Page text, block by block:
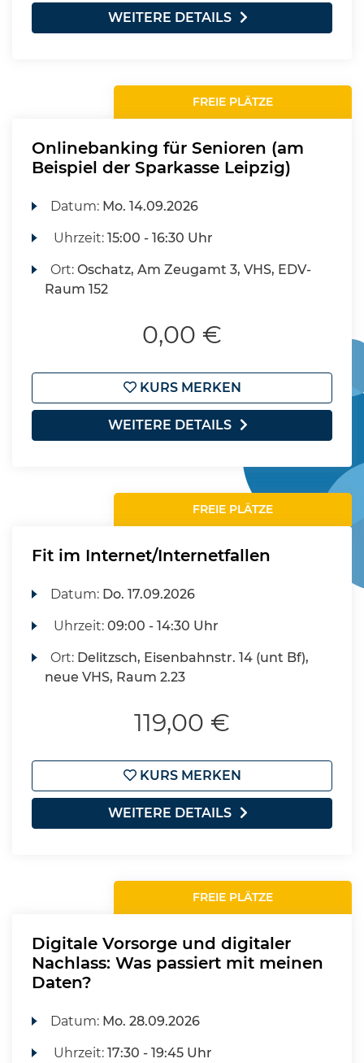
WEITERE DETAILS
FREIE PLÄTZE
Onlinebanking für Senioren (am
Beispiel der Sparkasse Leipzig)
Datum: Mo. 14.09.2026
Uhrzeit:15:00 - 16:30 Uhr
Ort:Oschatz, Am Zeugamt 3, VHS, EDV-
Raum 152
0,00 €
KURS MERKEN
WEITERE DETAILS
FREIE PLÄTZE
Fit im Internet/Internetfallen
Datum: Do. 17.09.2026
Uhrzeit:09:00 - 14:30 Uhr
Ort: Delitzsch, Eisenbahnstr. 14 (unt Bf),
neue VHS, Raum 2.23
119,00 €
KURS MERKEN
WEITERE DETAILS
FREIE PLÄTZE
Digitale Vorsorge und digitaler
Nachlass: Was passiert mit meinen
Daten?
Datum: Mo. 28.09.2026
Uhrzeit:17:30 - 19:45 Uhr